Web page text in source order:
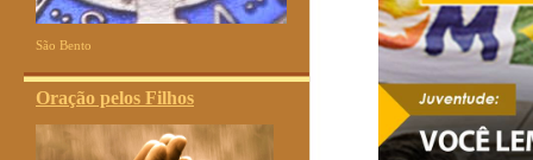
São Bento
Oração pelos Filhos